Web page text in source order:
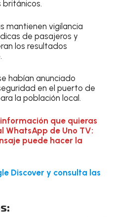
mantienen vigilancia
de pasajeros y
los resultados
habían anunciado
en el puerto de
la población local.
que quieras
WhatsApp de Uno TV:
puede hacer la
Discover y consulta las